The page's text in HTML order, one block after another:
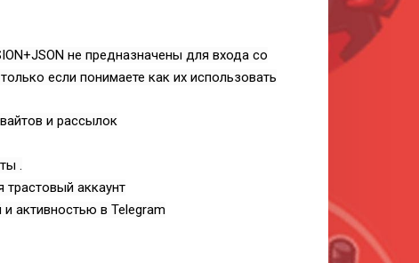
не предназначены для входа со
если понимаете как их использовать
и рассылок
.
трастовый аккаунт
активностью в Telegram